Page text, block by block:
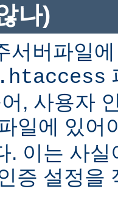
나)
서버파일
.htaccess
, 사용자
일에 있어
. 이는 사
증 설정을